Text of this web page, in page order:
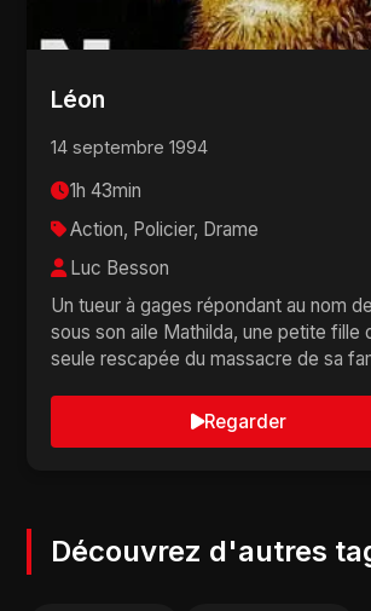
Léon
14 septembre 1994
1h 43min
Action, Policier, Drame
Luc Besson
Un tueur à gages répondant au nom
sous son aile Mathilda, une petite fille
seule rescapée du massacre de sa
Regarder
Découvrez d'autres